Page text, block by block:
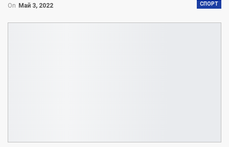
СПОРТ
On Май 3, 2022